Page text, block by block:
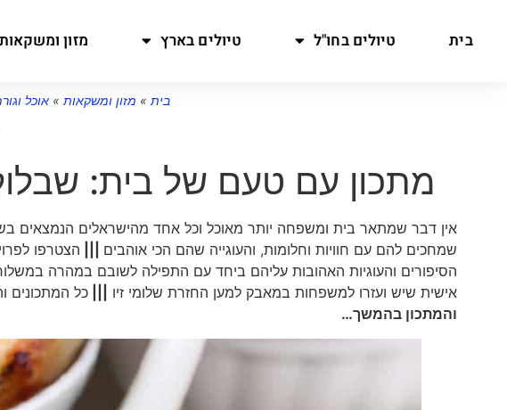
בית טיולים בחו"ל טיולים בארץ מזון ומשקאות
בית » מזון ומשקאות » אוכל
מתכון עם טעם של בית:
אין דבר שמתאר בית ומשפחה יותר מאוכל וכל אחד מהישראלים
שמחכים להם עם חוויות וחלומות, והעוגייה שהם הכי אוהבים
הסיפורים והעוגיות האהובות עליהם ביחד עם התפילה לשובם במהרה
אישית שיש ועזרו למשפחות במאבק למען החזרת שלומי זיו
|||כל המתכונים
והמתכון בהמשך…